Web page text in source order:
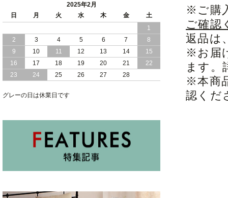
※ご購
ご確認
返品は
※お届
ます。
※本商
認くだ
女性人気 日本製 コンパクト な ショー
トサイズ 跳ね上げ 収納 ベッド 横開き
2024/10/17
日本製 コンパクト な ショートサイズ
跳ね上げ 収納 ベッド 横開き ヘッドボ
ード無し
ード 跳ね上げ式 大容量 収納 ベッド
2025年2月
日
月 火 水 木 金
土
1
2
3 4 5 6 7
8
9
10 11 12 13 14
15
16
17 18 19 20 21
22
23
24 25 26 27 28
グレーの日は休業日です